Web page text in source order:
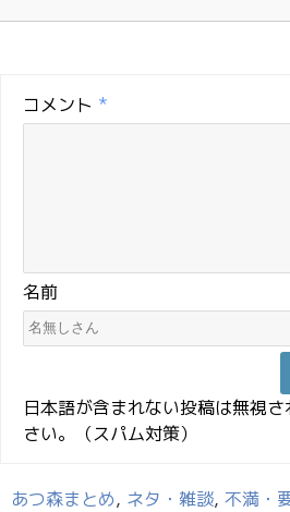
コメント *
名前
日本語が含まれない投稿は無視
さい。（スパム対策）
あつ森まとめ, ネタ・雑談, 不満・